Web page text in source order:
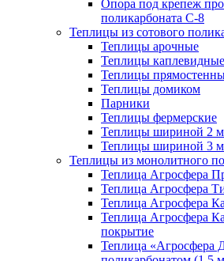
Опора под крепеж
поликарбоната С-8
Теплицы из сотового
Теплицы арочные
Теплицы каплевидные
Теплицы
Теплицы домиком
Парники
Теплицы фермерские
Теплицы шириной 2
Теплицы шириной 3
Теплицы из монолитного
Теплица Агросфера
Теплица Агросфера
Теплица Агросфера
Теплица Агросфера
покрытие
Теплица «Агросфера